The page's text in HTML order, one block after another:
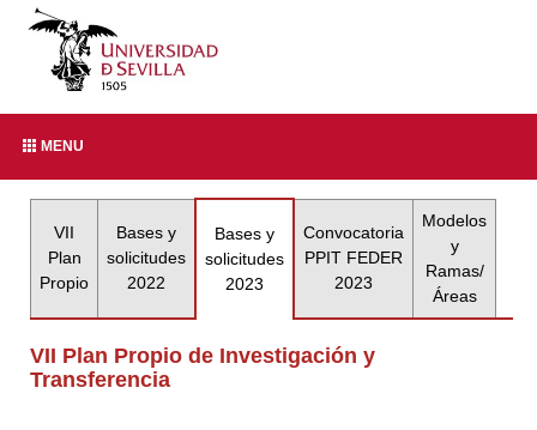
MENU
VII
Plan
Propio
Bases y
solicitudes
2022
Bases y
solicitudes
2023
Convocatoria
PPIT FEDER
2023
Modelos
y
Ramas/
Áreas
VII Plan Propio de Investigación y
Transferencia